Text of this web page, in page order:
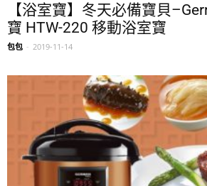
【浴室寶】冬天必備寶貝
寶 HTW-220 移動浴室寶
包包 - 2019-11-14